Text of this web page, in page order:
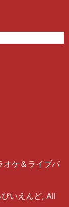
ケ＆ライブバ
いえんど, All